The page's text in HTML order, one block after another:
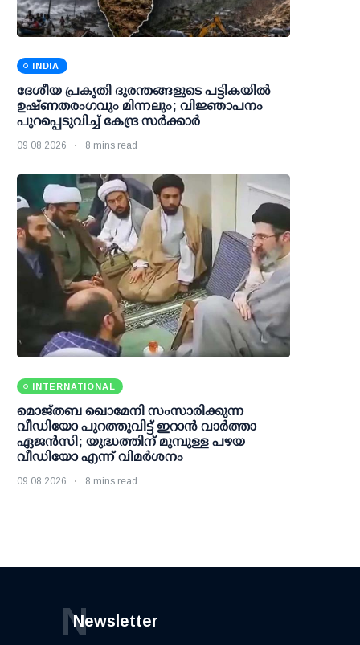
INDIA
ദേശീയ പ്രകൃതി ദുരന്തങ്ങളുടെ പട്ടികയില്‍
ഉഷ്ണതരംഗവും മിന്നലും; വിജ്ഞാപനം
പുറപ്പെടുവിച്ച് കേന്ദ്ര സര്‍ക്കാര്‍
09 08 2026 8 mins read
INTERNATIONAL
മൊജ്തബ ഖൊമേനി സംസാരിക്കുന്ന
വീഡിയോ പുറത്തുവിട്ട് ഇറാന്‍ വാര്‍ത്താ
ഏജന്‍സി; യുദ്ധത്തിന് മുമ്പുള്ള പഴയ
വീഡിയോ എന്ന് വിമര്‍ശനം
09 08 2026 8 mins read
Newsletter
N